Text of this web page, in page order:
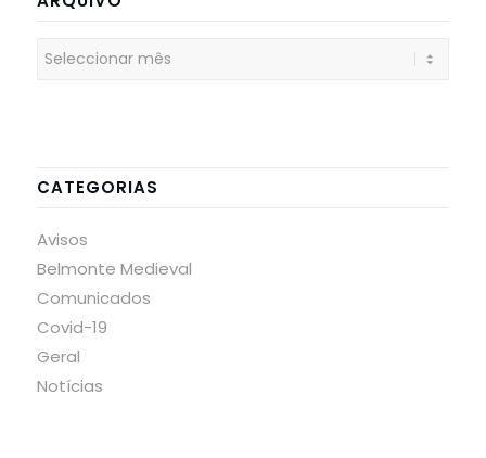
CATEGORIAS
Avisos
Belmonte Medieval
Comunicados
Covid-19
Geral
Notícias